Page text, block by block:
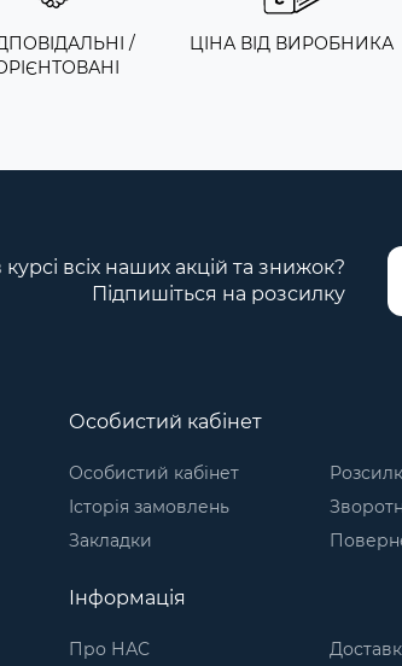
/
ЦІНА ВІД ВИРОБНИКА
всіх наших акцій та знижок?
Підпишіться на розсилку
Особистий кабінет
Особистий кабінет
Історія замовлень
Закладки
Інформація
Про НАС